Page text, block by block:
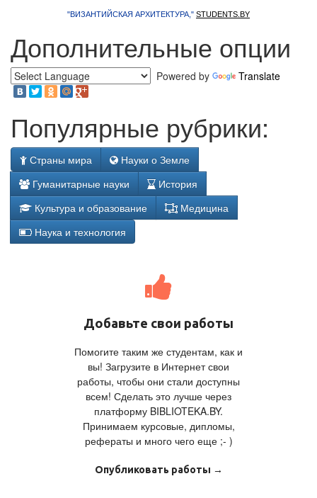
"ВИЗАНТИЙСКАЯ АРХИТЕКТУРА," STUDENTS.BY
Дополнительные опции
Powered by Translate
Популярные рубрики:
Страны мира
Науки о Земле
Гуманитарные науки
История
Культура и образование
Медицина
Наука и технология
Добавьте свои работы
Помогите таким же студентам, как и
вы! Загрузите в Интернет свои
работы, чтобы они стали доступны
всем! Сделать это лучше через
платформу BIBLIOTEKA.BY.
Принимаем курсовые, дипломы,
рефераты и много чего еще ;- )
Опубликовать работы →